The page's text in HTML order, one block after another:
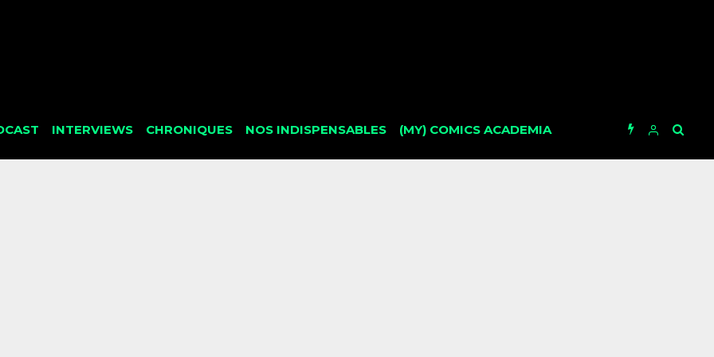
INTERVIEWS CHRONIQUES NOS INDISPENSABLES (MY) COMICS ACADEMIA